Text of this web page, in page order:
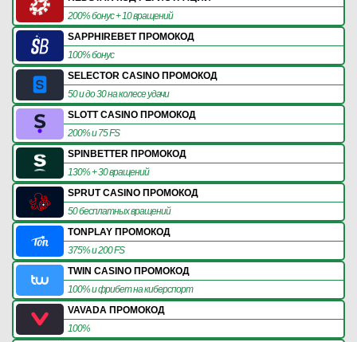
200% бонус + 10 вращений
SAPPHIREBET ПРОМОКОД
100% бонус
SELECTOR CASINO ПРОМОКОД
50 и до 30 на колесе удачи
SLOTT CASINO ПРОМОКОД
200% и 75 FS
SPINBETTER ПРОМОКОД
130% + 30 вращений
SPRUT CASINO ПРОМОКОД
50 бесплатных вращений
TONPLAY ПРОМОКОД
375% и 200 FS
TWIN CASINO ПРОМОКОД
100% и фрибет на киберспорт
VAVADA ПРОМОКОД
100%